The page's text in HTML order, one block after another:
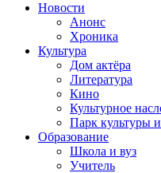
Новости
Анонс
Хроника
Культура
Дом актёра
Литература
Кино
Культурное
Парк культуры
Образование
Школа и вуз
Учитель